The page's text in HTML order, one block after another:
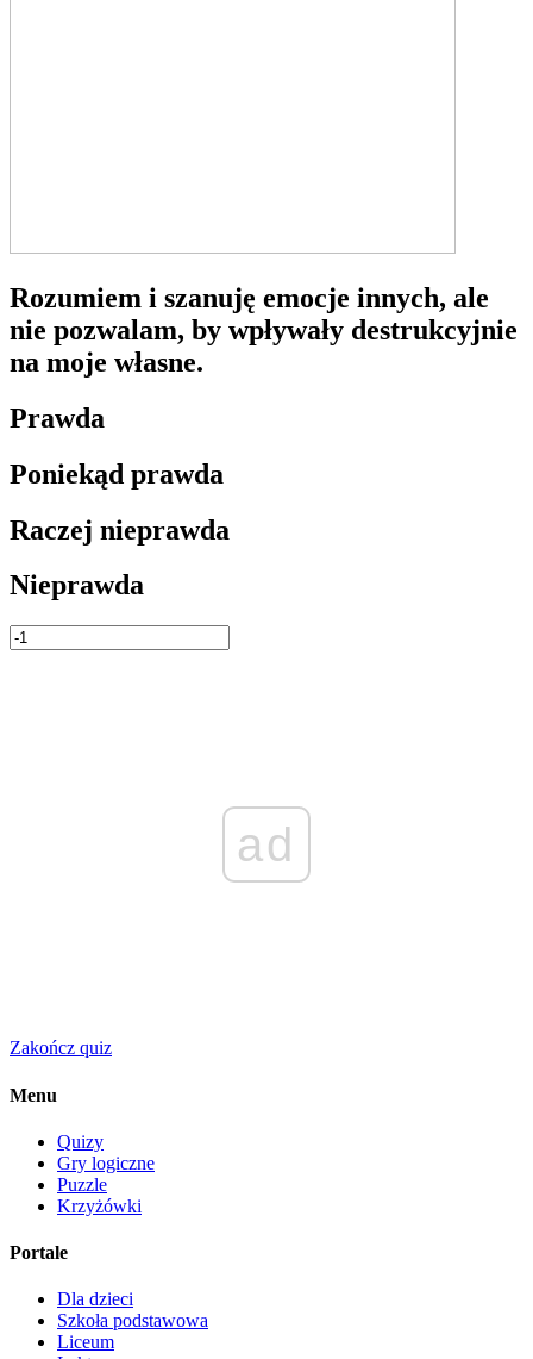
Rozumiem i szanuję emocje innych, ale
nie pozwalam, by wpływały destrukcyjnie
na moje własne.
Prawda
Poniekąd prawda
Raczej nieprawda
Nieprawda
ad
Zakończ quiz
Menu
Quizy
Gry logiczne
Puzzle
Krzyżówki
Portale
Dla dzieci
Szkoła podstawowa
Liceum